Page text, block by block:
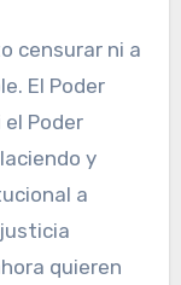
censurar ni a
El Poder
Poder
y
a
quieren